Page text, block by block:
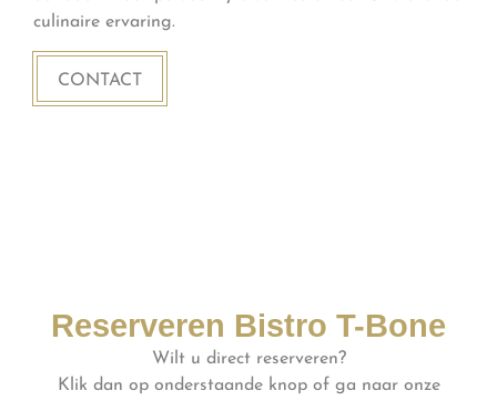
culinaire ervaring.
CONTACT
Reserveren Bistro T-Bone
Wilt u direct reserveren?
Klik dan op onderstaande knop of ga naar onze